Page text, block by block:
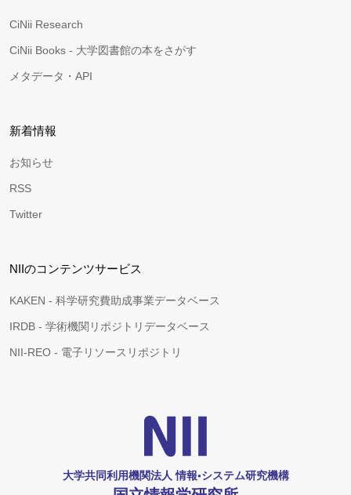
CiNii Research
CiNii Books - 大学図書館の本をさがす
メタデータ・API
新着情報
お知らせ
RSS
Twitter
NIIのコンテンツサービス
KAKEN - 科学研究費助成事業データベース
IRDB - 学術機関リポジトリデータベース
NII-REO - 電子リソースリポジトリ
大学共同利用機関法人 情報•システム研究機構